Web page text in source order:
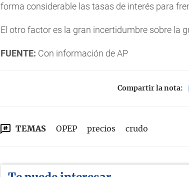
forma considerable las tasas de interés para
El otro factor es la gran incertidumbre sobre la
FUENTE: Con información de AP
Compartir la nota:
TEMAS OPEP precios crudo